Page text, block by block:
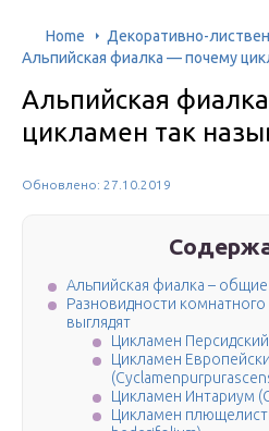
Home
Декоративно-
Альпийская фиалка — почему
Альпийская
цикламен так
Обновлено: 27.10.2019
Альпийская фиалка – общие
Разновидности комнатного
выглядят
Цикламен
Цикламен
Цикламен Интариум
Циклaмeн